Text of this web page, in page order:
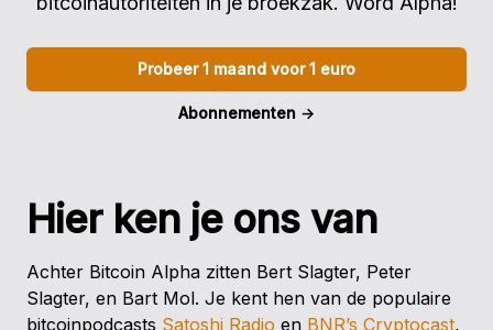
Probeer 1 maand voor 1 euro
Abonnementen →
Hier ken je ons van
Achter Bitcoin Alpha zitten Bert Slagter, Peter
Slagter, en Bart Mol. Je kent hen van de populaire
bitcoinpodcasts Satoshi Radio en BNR’s Cryptocast,